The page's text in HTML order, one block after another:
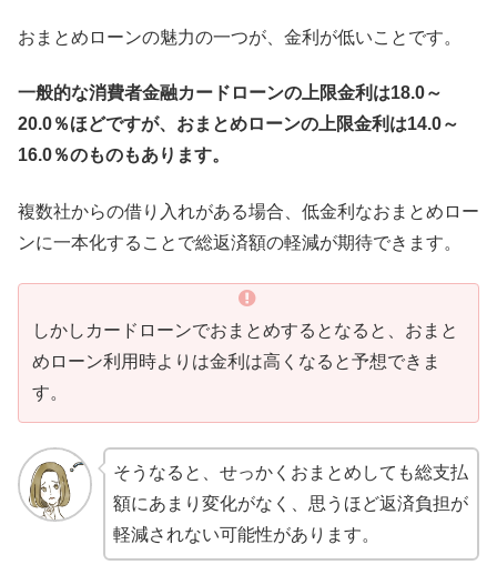
おまとめローンの魅力の一つが、金利が低いことです。
一般的な消費者金融カードローンの上限金利は18.0～
20.0％ほどですが、おまとめローンの上限金利は14.0～
16.0％のものもあります。
複数社からの借り入れがある場合、低金利なおまとめロー
ンに一本化することで総返済額の軽減が期待できます。
しかしカードローンでおまとめするとなると、おまと
めローン利用時よりは金利は高くなると予想できま
す。
そうなると、せっかくおまとめしても総支払
額にあまり変化がなく、思うほど返済負担が
軽減されない可能性があります。